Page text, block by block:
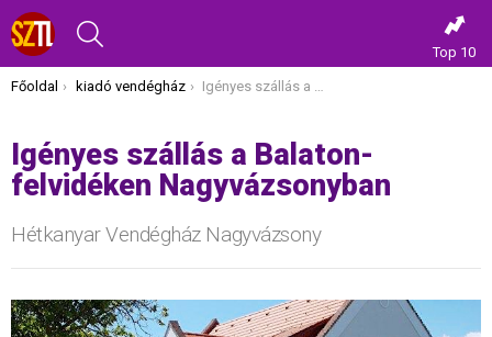
Top 10
Itt vagy most:
Főoldal kiadó vendégház Igényes szállás a Balaton-felvidéken Nagyvázsonyban
Igényes szállás a Balaton-
felvidéken Nagyvázsonyban
Hétkanyar Vendégház Nagyvázsony